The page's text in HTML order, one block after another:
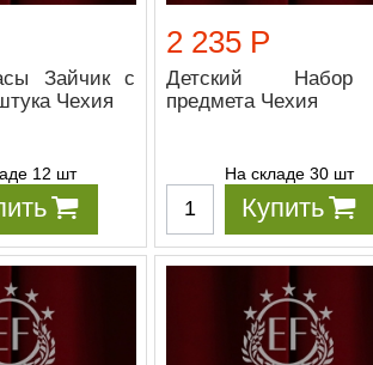
Зайчик с
Чехия
12 шт
2 235 Р
Детский
предмета Чехия
На складе 30 шт
Купить